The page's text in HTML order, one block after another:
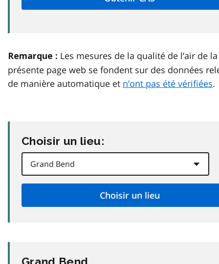
Remarque : Les mesures de la qualité de l’air de la
présente page web se fondent sur des données
de manière automatique et n’ont pas été vérifiées.
Choisir un lieu:
Grand Bend